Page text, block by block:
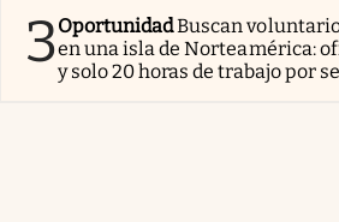
3OportunidadBuscan
en una isla de Norteamérica:
y solo 20 horas de trabajo por